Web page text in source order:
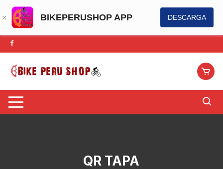
BIKEPERUSHOP APP DESCARGA
Saltar
al
contenido
QR TAPA